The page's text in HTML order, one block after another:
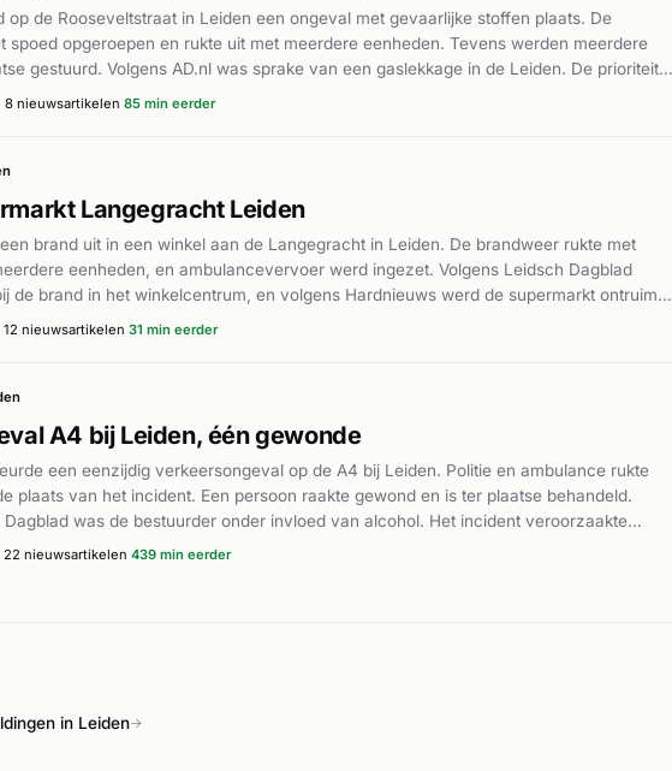
op de Rooseveltstraat in Leiden een ongeval met gevaarlijke stoffen plaats. De
spoed opgeroepen en rukte uit met meerdere eenheden. Tevens werden meerdere
gestuurd. Volgens AD.nl was sprake van een gaslekkage in de Leiden. De prioriteit
de snelle opeenvolging duiden op een ernstige situatie die aandacht van meerdere
8 nieuwsartikelen 85 min eerder
Langegracht Leiden
een brand uit in een winkel aan de Langegracht in Leiden. De brandweer rukte met
eenheden, en ambulancevervoer werd ingezet. Volgens Leidsch Dagblad
de brand in het winkelcentrum, en volgens Hardnieuws werd de supermarkt ontruimd.
het incident als middelbrand. De precieze omvang van de brand en het aantal
12 nieuwsartikelen 31 min eerder
A4 bij Leiden, één gewonde
een eenzijdig verkeersongeval op de A4 bij Leiden. Politie en ambulance rukte
plaats van het incident. Een persoon raakte gewond en is ter plaatse behandeld.
Dagblad was de bestuurder onder invloed van alcohol. Het incident veroorzaakte
op de autosnelweg. De hulpdiensten hadden de situatie snel onder controle.
22 nieuwsartikelen 439 min eerder
in Leiden→